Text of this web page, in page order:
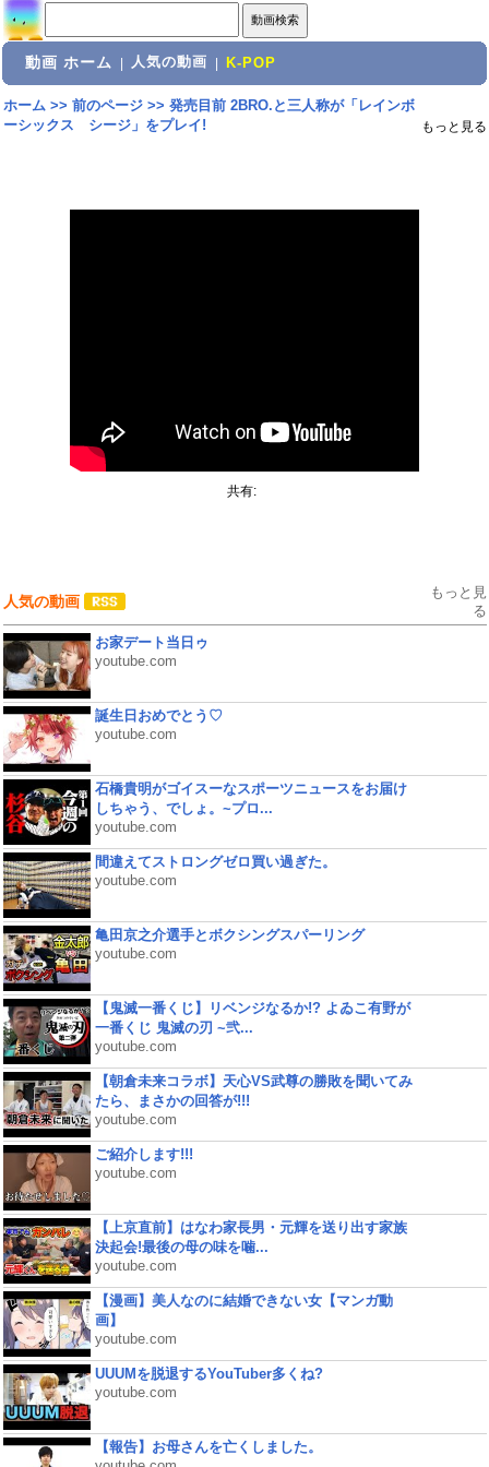
動画 ホーム 人気の動画 K-POP
ホーム>> 前のページ>> 発売目前 2BRO.と三人称が「レインボ
ーシックス シージ」をプレイ!
もっと見る
共有:
人気の動画
もっと見
る
お家デート当日ゥ
youtube.com
誕生日おめでとう♡
youtube.com
石橋貴明がゴイスーなスポーツニュースをお届け
しちゃう、でしょ。~プロ...
youtube.com
間違えてストロングゼロ買い過ぎた。
youtube.com
亀田京之介選手とボクシングスパーリング
youtube.com
【鬼滅一番くじ】リベンジなるか!? よゐこ有野が
一番くじ 鬼滅の刃 ~弐...
youtube.com
【朝倉未来コラボ】天心VS武尊の勝敗を聞いてみ
たら、まさかの回答が!!!
youtube.com
ご紹介します!!!
youtube.com
【上京直前】はなわ家長男・元輝を送り出す家族
決起会!最後の母の味を噛...
youtube.com
【漫画】美人なのに結婚できない女【マンガ動
画】
youtube.com
UUUMを脱退するYouTuber多くね?
youtube.com
【報告】お母さんを亡くしました。